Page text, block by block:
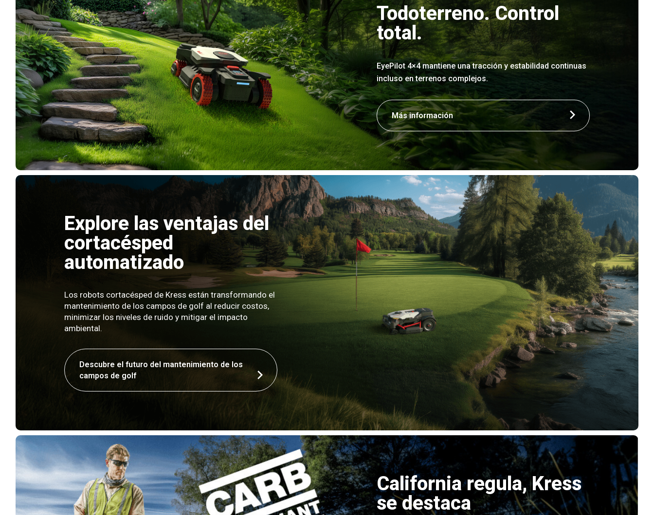
Todoterreno. Control
total.
EyePilot 4×4 mantiene una tracción y estabilidad continuas
incluso en terrenos complejos.
Más información
Explore las ventajas del
cortacésped
automatizado
Los robots cortacésped de Kress están transformando el
mantenimiento de los campos de golf al reducir costos,
minimizar los niveles de ruido y mitigar el impacto
ambiental.
Descubre el futuro del mantenimiento de los
campos de golf
California regula, Kress
se destaca